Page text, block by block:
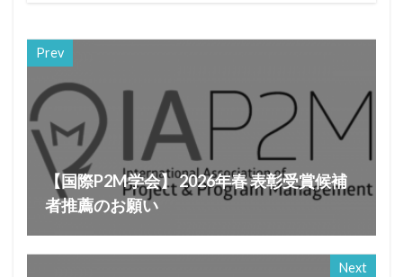
Prev
【国際P2M学会】 2026年春 表彰受賞候補
者推薦のお願い
Next